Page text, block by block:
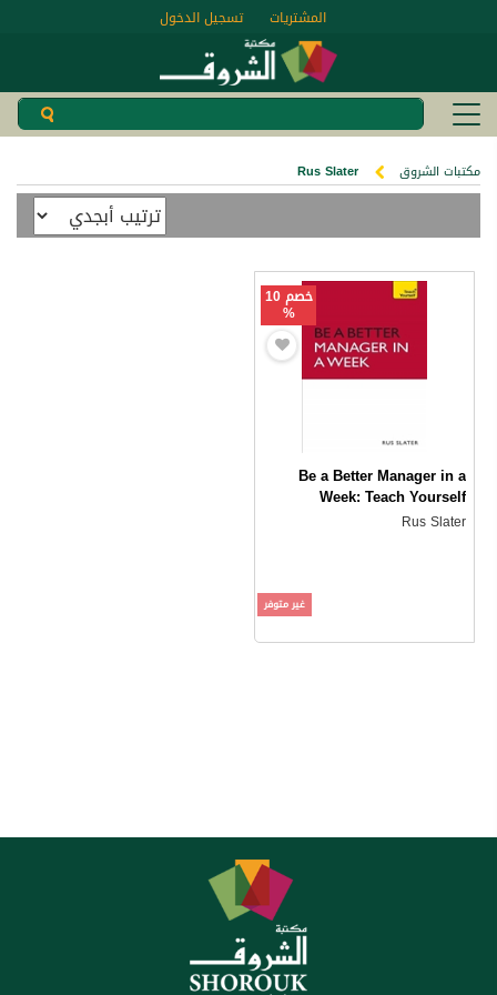
تسجيل الدخول المشتريات
مكتبات الشروق Rus Slater
خصم 10
%
Be a Better Manager in a
Week: Teach Yourself
Rus Slater
غير متوفر